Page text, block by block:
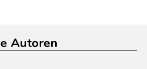
Autoren